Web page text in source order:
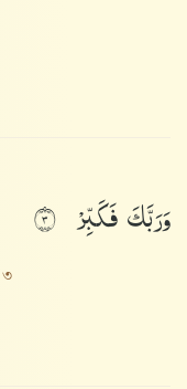
وَرَبَّكَفَكَبِّرْ ٣
৩